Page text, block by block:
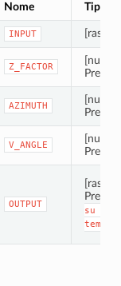
Nome Tipo
INPUT [raster]
Z_FACTOR
AZIMUTH
V_ANGLE
OUTPUT
[raster]
su